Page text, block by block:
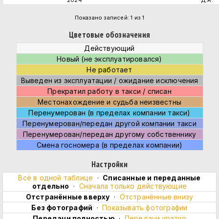
Показано записей: 1 из 1
Цветовые обозначения
Действующий
Новый (не эксплуатировался)
Не работает
Выведен из эксплуатации / ожидание исключения
Прекратил работу в такси / списан
Местонахождение и судьба неизвестны
Перенумерован (в пределах компании такси)
Перенумерован/передан другой компании такси
Перенумерован/передан другому собственнику
Смена госномера (в пределах компании)
Настройки
Всё в одной таблице · Cписанные и переданные
отдельно · Сначала только действующие
Отстранённые вверху · Отстранённые внизу
Без фотографий ·Показывать фотографии